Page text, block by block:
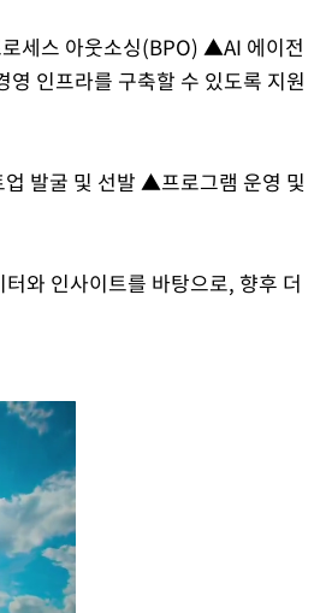
세스 아웃소싱(BPO) ▲AI 에이전
인프라를 구축할 수 있도록 지원
발굴 및 선발 ▲프로그램 운영 및
와 인사이트를 바탕으로, 향후 더